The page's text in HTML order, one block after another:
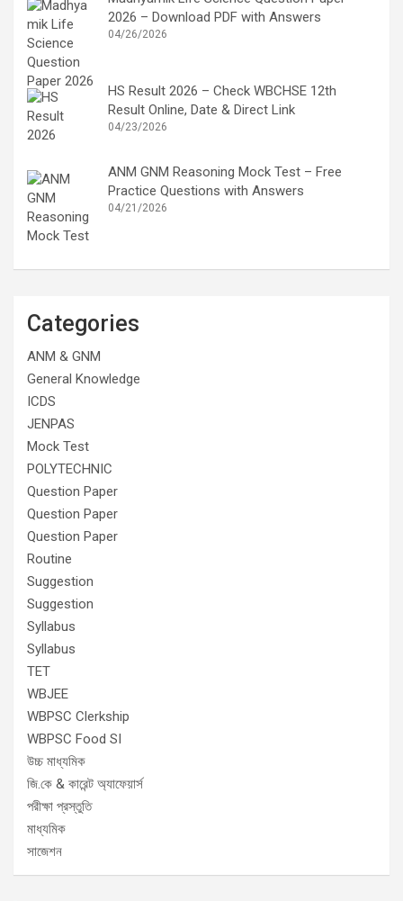
2026 – Download PDF with Answers
04/26/2026
HS Result 2026 – Check WBCHSE 12th
Result Online, Date & Direct Link
04/23/2026
ANM GNM Reasoning Mock Test – Free
Practice Questions with Answers
04/21/2026
Categories
ANM & GNM
General Knowledge
ICDS
JENPAS
Mock Test
POLYTECHNIC
Question Paper
Question Paper
Question Paper
Routine
Suggestion
Suggestion
Syllabus
Syllabus
TET
WBJEE
WBPSC Clerkship
WBPSC Food SI
উচ্চ মাধ্যমিক
জি.কে & কারেন্ট অ্যাফেয়ার্স
পরীক্ষা প্রস্তুতি
মাধ্যমিক
সাজেশন